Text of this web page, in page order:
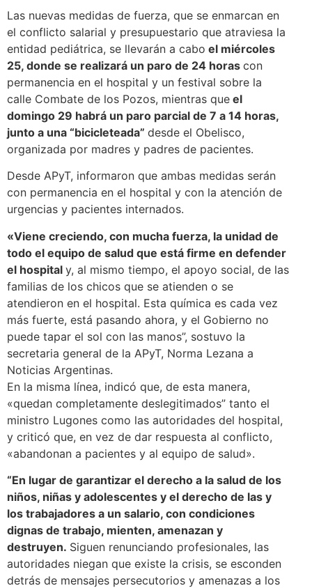
Las nuevas medidas de fuerza, que se enmarcan en
el conflicto salarial y presupuestario que atraviesa la
entidad pediátrica, se llevarán a cabo el miércoles
25, donde se realizará un paro de 24 horas con
permanencia en el hospital y un festival sobre la
calle Combate de los Pozos, mientras que el
domingo 29 habrá un paro parcial de 7 a 14 horas,
junto a una “bicicleteada” desde el Obelisco,
organizada por madres y padres de pacientes.
Desde APyT, informaron que ambas medidas serán
con permanencia en el hospital y con la atención de
urgencias y pacientes internados.
«Viene creciendo, con mucha fuerza, la unidad de
todo el equipo de salud que está firme en defender
el hospital y, al mismo tiempo, el apoyo social, de las
familias de los chicos que se atienden o se
atendieron en el hospital. Esta química es cada vez
más fuerte, está pasando ahora, y el Gobierno no
puede tapar el sol con las manos”, sostuvo la
secretaria general de la APyT, Norma Lezana a
Noticias Argentinas.
En la misma línea, indicó que, de esta manera,
«quedan completamente deslegitimados” tanto el
ministro Lugones como las autoridades del hospital,
y criticó que, en vez de dar respuesta al conflicto,
«abandonan a pacientes y al equipo de salud».
“En lugar de garantizar el derecho a la salud de los
niños, niñas y adolescentes y el derecho de las y
los trabajadores a un salario, con condiciones
dignas de trabajo, mienten, amenazan y
destruyen. Siguen renunciando profesionales, las
autoridades niegan que existe la crisis, se esconden
detrás de mensajes persecutorios y amenazas a los